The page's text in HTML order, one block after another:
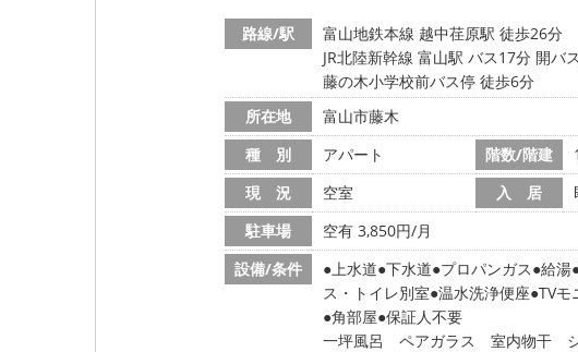
路線/駅
富山地鉄本線 越中荏原駅 徒歩26分
JR北陸新幹線 富山駅 バス17分 開バ
藤の木小学校前バス停 徒歩6分
所在地
富山市藤木
種 別
アパート 階数/階建
現 況
空室 入 居
駐車場
空有 3,850円/月
設備/条件
上水道 下水道 プロパンガス 給湯
ス・トイレ別室 温水洗浄便座 TVモ
角部屋 保証人不要
一坪風呂 ペアガラス 室内物干